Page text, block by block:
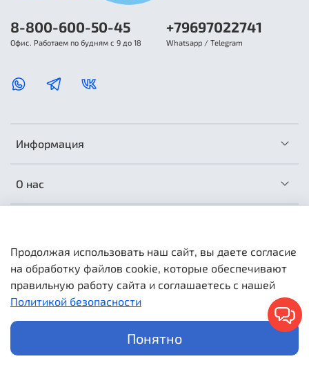
Информация
О нас
8-800-600-50-45
Офис. Работаем по будням с 9 до 18
+79697022741
Whatsapp / Telegram
МатрасОптТорг © 2026 Любое использование контента без
письменного разрешения запрещено. Информация и цены
носят справочный характер и не являются публичной
офертой.
Продолжая использовать наш сайт, вы даете согласие
на обработку файлов cookie, которые обеспечивают
правильную работу сайта и соглашаетесь с нашей
Политикой безопасности
Понятно